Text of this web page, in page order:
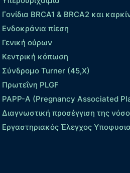
Γονίδια BRCA1 & BRCA2 και
Ενδοκράνια πίεση
Γενική ούρων
Κεντρική κόπωση
Σύνδρομο Turner (45,X)
Πρωτεΐνη PLGF
PAPP-A (Pregnancy Associated
Διαγνωστική προσέγγιση της
Εργαστηριακός Έλεγχος